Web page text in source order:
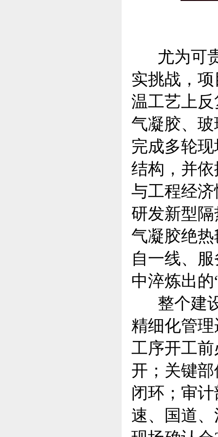
尤为可贵
实挑战，
温工艺上
气凝胶、
完成多轮
结构，并
与工程经
研发新型
气凝胶绝
自一线、
中淬炼出的
整个建设
精细化管
工序开工
开；关键
闭环；审
速、国道